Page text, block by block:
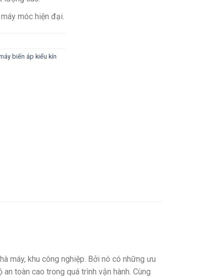
móc hiện đại.
biến áp kiểu kín
máy, khu công nghiệp. Bởi nó có những ưu
toàn cao trong quá trình vận hành. Cùng